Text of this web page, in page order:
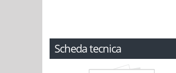
Scheda tecnica